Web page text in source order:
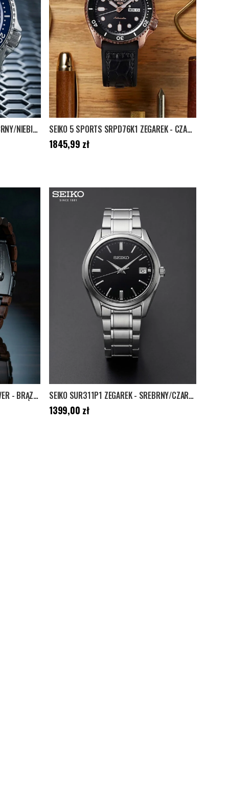
ZEGAREK SEIKO 5 SPORTS - SREBRNY/NIEBIESKI
SEIKO 5 SPORTS SRPD76K1 ZEGAREK - CZARNY/ZŁOTY
Cena:1845,99 zł
1845,99 zł
ZEGAREK WOODED PREMIUM GROVER - BRĄZOWY/CZARNY
SEIKO SUR311P1 ZEGAREK - SREBRNY/CZARNY
Cena:1399,00 zł
1399,00 zł